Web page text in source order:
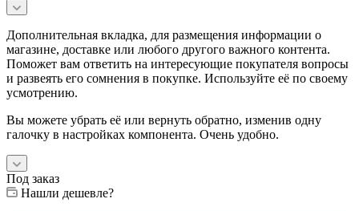
Дополнительная вкладка, для размещения информации о
магазине, доставке или любого другого важного контента.
Поможет вам ответить на интересующие покупателя вопросы
и развеять его сомнения в покупке. Используйте её по своему
усмотрению.
Вы можете убрать её или вернуть обратно, изменив одну
галочку в настройках компонента. Очень удобно.
Под заказ
Нашли дешевле?